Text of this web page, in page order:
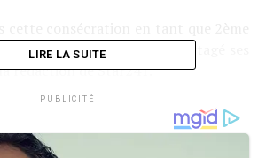
Normandie, Ines Lelyon a partagé ses
rédaction de Star241.
deuxième dauphine était-elle
LIRE LA SUITE
PUBLICITÉ